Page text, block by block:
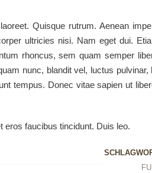
Quisque rutrum. Aenean
ultricies nisi. Nam eget dui.
rhoncus, sem quam semper
nunc, blandit vel, luctus pulvinar,
tempus. Donec vitae sapien ut
eros faucibus tincidunt. Duis leo.